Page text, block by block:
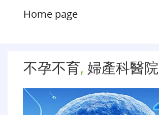
Home page
不孕不育, 婦產科醫院